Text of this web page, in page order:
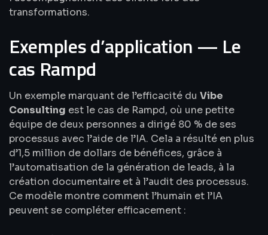
transformations.
Exemples d’application — Le
cas Rampd
Un exemple marquant de l’efficacité du Vibe
Consulting est le cas de Rampd, où une petite
équipe de deux personnes a dirigé 80 % de ses
processus avec l’aide de l’IA. Cela a résulté en plus
d’1,5 million de dollars de bénéfices, grâce à
l’automatisation de la génération de leads, à la
création documentaire et à l’audit des processus.
Ce modèle montre comment l’humain et l’IA
peuvent se compléter efficacement :